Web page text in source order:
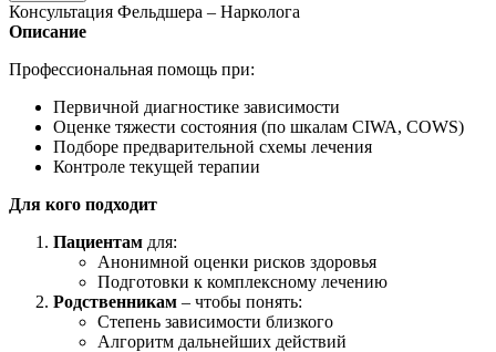
Консультация Фельдшера – Нарколога
Описание
Профессиональная помощь при:
Первичной диагностике зависимости
Оценке тяжести состояния (по шкалам CIWA, COWS)
Подборе предварительной схемы лечения
Контроле текущей терапии
Для кого подходит
Пациентам для:
Анонимной оценки рисков здоровья
Подготовки к комплексному лечению
Родственникам – чтобы понять:
Степень зависимости близкого
Алгоритм дальнейших действий